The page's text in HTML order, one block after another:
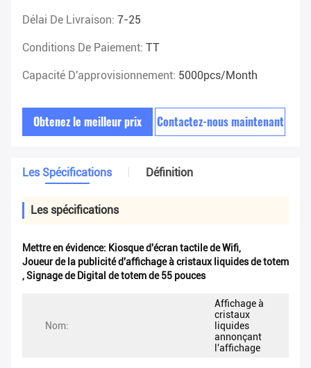
Délai De Livraison: 7-25
Conditions De Paiement: TT
Capacité D'approvisionnement: 5000pcs/month
Obtenez le meilleur prix Contactez-nous maintenant
Les Spécifications Définition
Les spécifications
Mettre en évidence: Kiosque d'écran tactile de Wifi,
Joueur de la publicité d'affichage à cristaux liquides de totem
,Signage de Digital de totem de 55 pouces
Nom:
Affichage à
cristaux
liquides
annonçant
l'affichage